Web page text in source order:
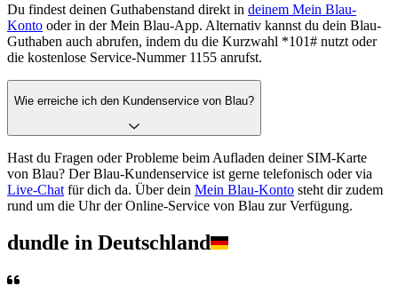
Du findest deinen Guthabenstand direkt in deinem Mein Blau-
Konto oder in der Mein Blau-App. Alternativ kannst du dein Blau-
Guthaben auch abrufen, indem du die Kurzwahl *101# nutzt oder
die kostenlose Service-Nummer 1155 anrufst.
Wie erreiche ich den Kundenservice von Blau?
Hast du Fragen oder Probleme beim Aufladen deiner SIM-Karte
von Blau? Der Blau-Kundenservice ist gerne telefonisch oder via
Live-Chat für dich da. Über dein Mein Blau-Konto steht dir zudem
rund um die Uhr der Online-Service von Blau zur Verfügung.
dundle in Deutschland